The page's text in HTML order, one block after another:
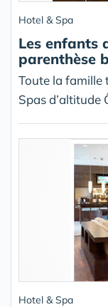
Hotel & Spa
Les enfants
parenthèse
Toute la famille
Spas d’altitude
Hotel & Spa